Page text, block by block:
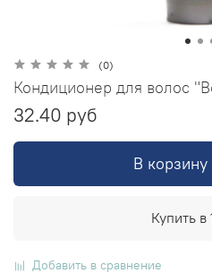
(0)
Кондиционер для волос
32.40 руб
В корзину
Купить в
Добавить в сравнение